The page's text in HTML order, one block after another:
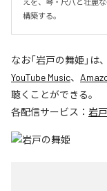
えを、琴・尺八と壮麗
構築する。
なお「岩戸の舞姫 」は、
YouTube Music、
聴くことができる。
各配信サービス： 岩